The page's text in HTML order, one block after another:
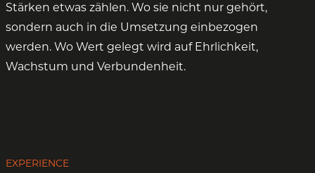
Stärken etwas zählen. Wo sie nicht nur gehört,
sondern auch in die Umsetzung einbezogen
werden. Wo Wert gelegt wird auf Ehrlichkeit,
Wachstum und Verbundenheit.
EXPERIENCE